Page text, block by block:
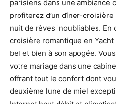
parisiens dans une ambiance
profiterez d’un dîner-
nuit de rêves inoubliables. En
croisière romantique en
bel et bien à son apogée.
votre mariage dans une
offrant tout le confort dont
deuxième lune de miel